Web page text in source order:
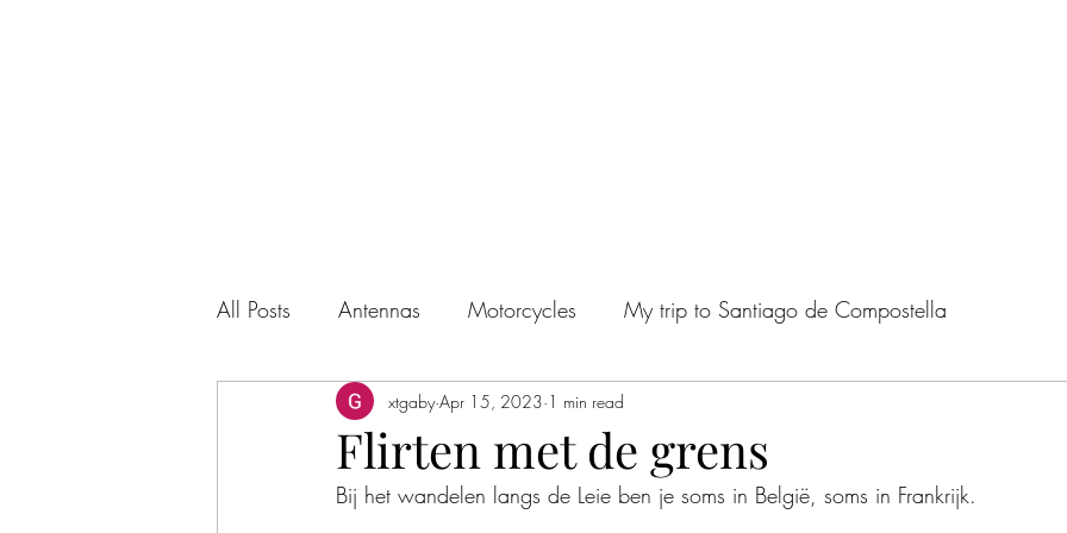
All Posts Antennas Motorcycles My trip to Santiago de Compostella
Flirten met de grens
xtgaby Apr 15, 2023 1 min read
Bij het wandelen langs de Leie ben je soms in België, soms in Frankrijk.